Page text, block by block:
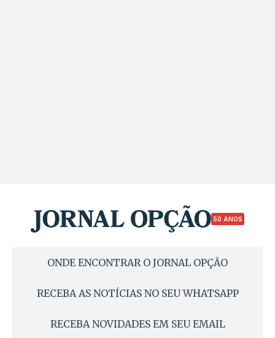
50 ANOS
ONDE ENCONTRAR O JORNAL OPÇÃO
RECEBA AS NOTÍCIAS NO SEU WHATSAPP
RECEBA NOVIDADES EM SEU EMAIL